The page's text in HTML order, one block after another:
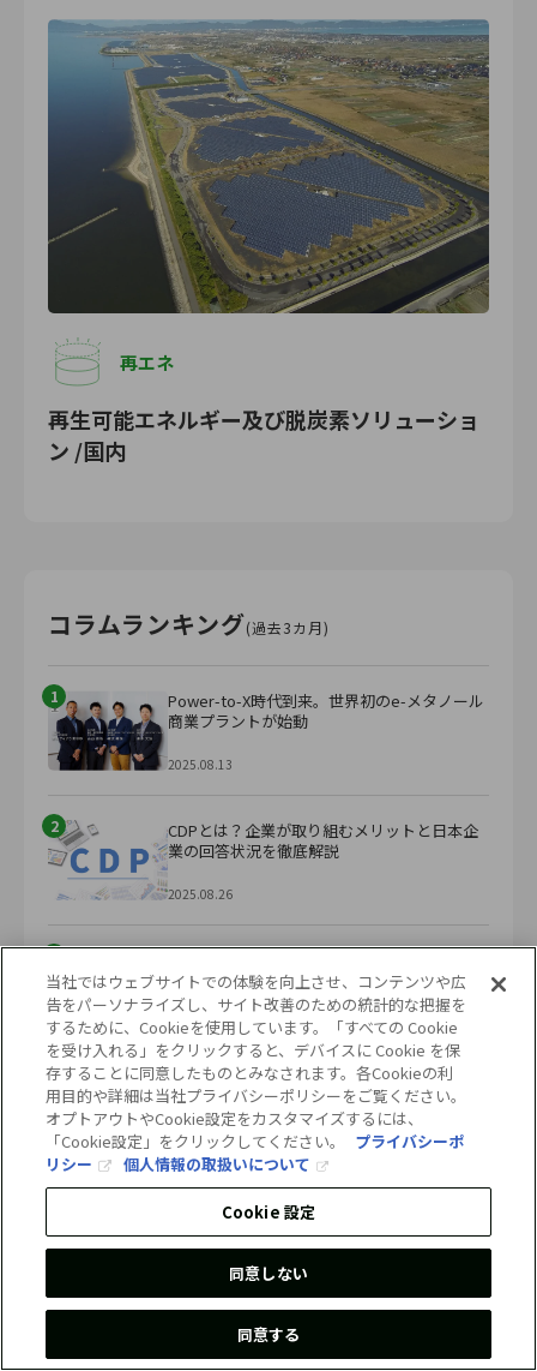
再エネ
再生可能エネルギー及び脱炭素ソリューショ
ン /国内
コラムランキング(過去3カ月)
1
Power-to-X時代到来。世界初のe-メタノール
商業プラントが始動
2025.08.13
2
CDPとは？企業が取り組むメリットと日本企
業の回答状況を徹底解説
2025.08.26
3
ネと社会設計のヒント
2025.08.05
4
世界の発電割合とは？各国の発電方法やエネ
ルギー政策の特徴を解説
2025.09.24
米国のバイオ燃料戦略。トウモロコシで挑む
脱炭素社会
2025.09.17
当社ではウェブサイトでの体験を向上させ、コンテンツや広
告をパーソナライズし、サイト改善のための統計的な把握を
するために、Cookieを使用しています。「すべての Cookie
を受け入れる」をクリックすると、デバイスに Cookie を保
存することに同意したものとみなされます。各Cookieの利
用目的や詳細は当社プライバシーポリシーをご覧ください。
オプトアウトやCookie設定をカスタマイズするには、
「Cookie設定」をクリックしてください。
プライバシーポ
リシー
個人情報の取扱いについて
Cookie 設定
同意しない
同意する